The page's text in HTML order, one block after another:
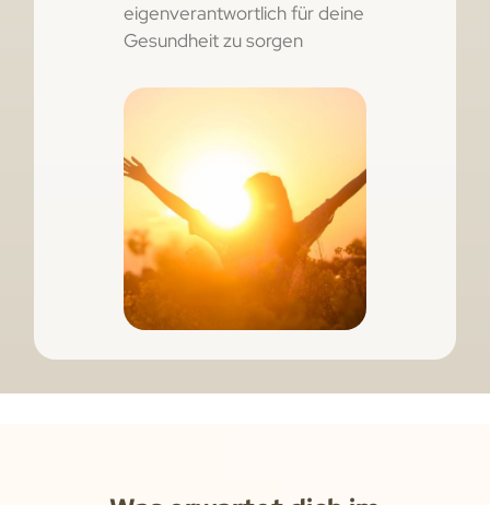
eigenverantwortlich für deine
Gesundheit zu sorgen